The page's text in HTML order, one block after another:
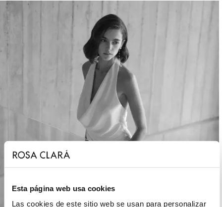
Esta página web usa cookies
Las cookies de este sitio web se usan para personalizar